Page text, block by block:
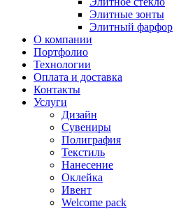
Элитные зонты
Элитный фарфор
О компании
Портфолио
Технологии
Оплата и доставка
Контакты
Услуги
Дизайн
Сувениры
Полиграфия
Текстиль
Нанесение
Оклейка
Ивент
Welcome pack